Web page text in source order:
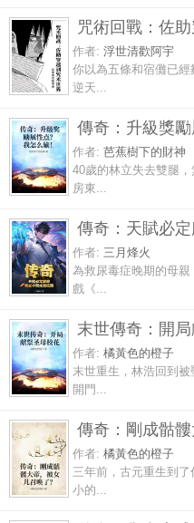
咒術回戰：佐
作者: 浮世清歡阿宇
你以為五條和宿儺已
逆天...
傳奇：升級獎勵
作者: 芭蕉樹下的財神
40歲的林立失去雙腿
房東...
傳奇：天賦必
作者: 三月烽火
為救尿毒症晚期的母
戲《...
末世傳奇：開
作者: 橘黃色的橙子
末世重生，林浩回到
開門...
傳奇：剛成骷
作者: 橘黃色的橙子
三年前，古元重生到
小的...